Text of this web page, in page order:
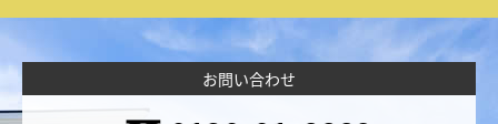
お問い合わせ